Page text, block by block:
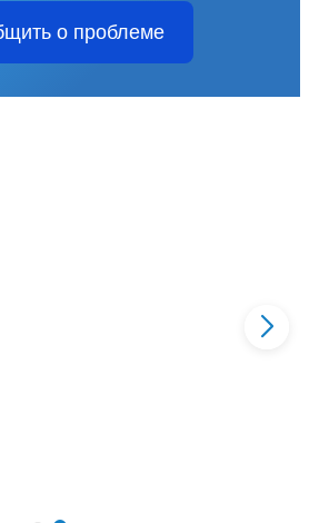
о проблеме